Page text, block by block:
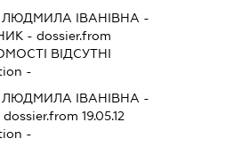
ІВАНІВНА -
- dossier.from
ВІДСУТНІ
-
ІВАНІВНА -
dossier.from 19.05.12
-